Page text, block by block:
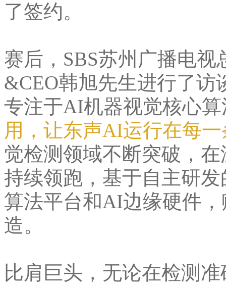
了签约。
赛后，SBS苏州广播电
&CEO韩旭先生进行了
专注于AI机器视觉核心
用，让东声AI运行在每
觉检测领域不断突破，
持续领跑，基于自主研
算法平台和AI边缘硬件
造。
比肩巨头，无论在检测